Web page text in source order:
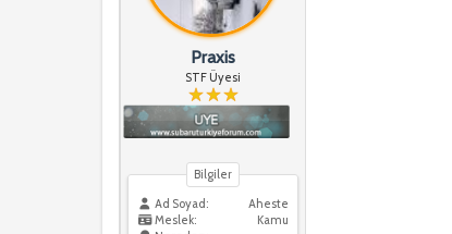
Praxis
STF Üyesi
Bilgiler
Ad Soyad:
Aheste
Meslek:
Kamu